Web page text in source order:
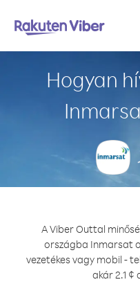
Hogyan
A Viber Outtal
országba Inmarsat
vezetékes vagy mobil -
akár 2.1 ¢